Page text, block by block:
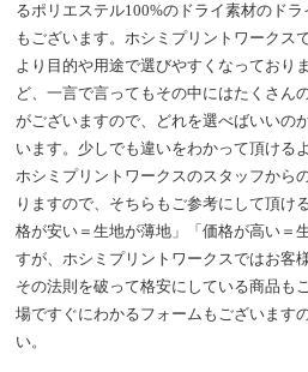
るポリエステル100%のドライ素材のド
もございます。ホシミプリントワークス
より目的や用途で選びやすくなっており
ど、一言で言ってもその中にはたくさん
がございますので、どれを選べばいいの
います。少しでも違いをわかって頂ける
ホシミプリントワークスのスタッフから
りますので、そちらもご参考にして頂け
格が安い＝生地が薄地」「価格が高い＝
すが、ホシミプリントワークスではお客
その法則を破って格安にしている商品も
場ですぐにわかるフォームもございます
い。